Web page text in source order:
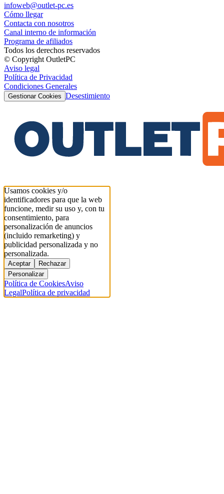
infoweb@outlet-pc.es
Cómo llegar
Contacta con nosotros
Canal interno de información
Programa de afiliados
Todos los derechos reservados
© Copyright OutletPC
Aviso legal
Política de Privacidad
Condiciones Generales
Gestionar Cookies Desestimiento
Usamos cookies y/o
identificadores para que la web
funcione, medir su uso y, con tu
consentimiento, para
personalización de anuncios
(incluido remarketing) y
publicidad personalizada y no
personalizada.
Aceptar
Rechazar
Personalizar
Política de CookiesAviso
LegalPolítica de privacidad